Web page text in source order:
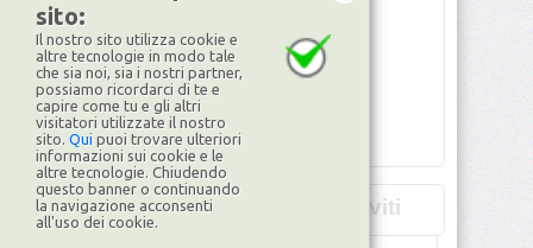
Iscriviti
sito:
Il nostro sito utilizza cookie e
altre tecnologie in modo tale
che sia noi, sia i nostri partner,
possiamo ricordarci di te e
capire come tu e gli altri
visitatori utilizzate il nostro
sito. Qui puoi trovare ulteriori
informazioni sui cookie e le
altre tecnologie. Chiudendo
questo banner o continuando
la navigazione acconsenti
all'uso dei cookie.